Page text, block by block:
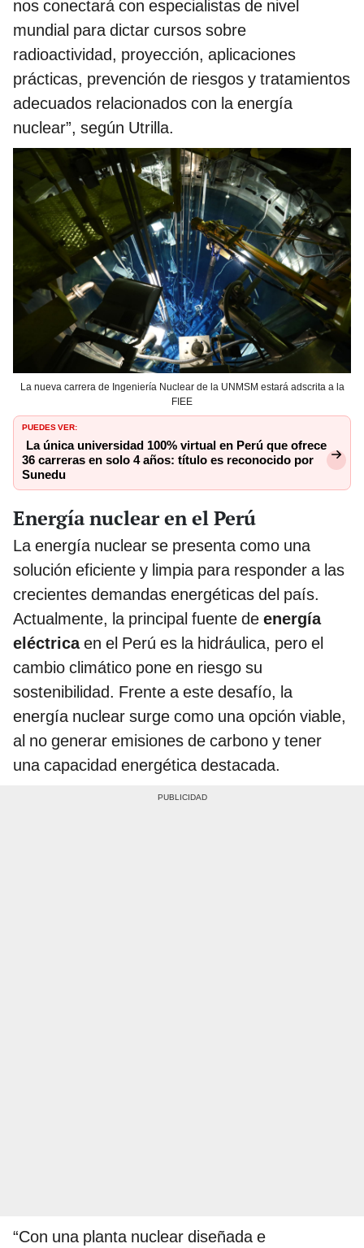
nos conectará con especialistas de nivel
mundial para dictar cursos sobre
radioactividad, proyección, aplicaciones
prácticas, prevención de riesgos y tratamientos
adecuados relacionados con la energía
nuclear”, según Utrilla.
La nueva carrera de Ingeniería Nuclear de la UNMSM estará adscrita a la
FIEE
PUEDES VER:
La única universidad 100% virtual en Perú que ofrece
36 carreras en solo 4 años: título es reconocido por
Sunedu
Energía nuclear en el Perú
La energía nuclear se presenta como una
solución eficiente y limpia para responder a las
crecientes demandas energéticas del país.
Actualmente, la principal fuente de energía
eléctricaen el Perú es la hidráulica, pero el
cambio climático pone en riesgo su
sostenibilidad. Frente a este desafío, la
energía nuclear surge como una opción viable,
al no generar emisiones de carbono y tener
una capacidad energética destacada.
“Con una planta nuclear diseñada e